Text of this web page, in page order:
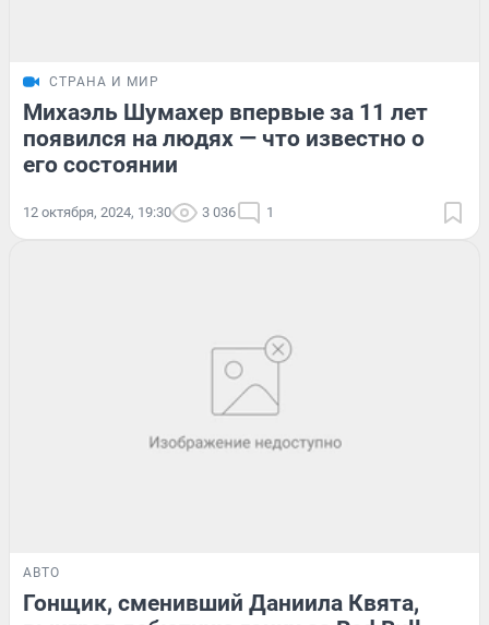
СТРАНА И МИР
Михаэль Шумахер впервые за 11 лет
появился на людях — что известно о
его состоянии
12 октября, 2024, 19:30 3 036 1
АВТО
Гонщик, сменивший Даниила Квята,